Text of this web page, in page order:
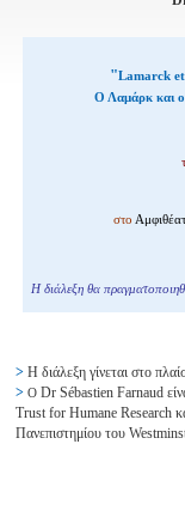
"Lamarck
Ο Λαμάρκ και ο
στο
Η διάλεξη θα
> Η διάλεξη γίνεται στο
> Ο Dr Sébastien Farnaud
Trust for Humane Research
Πανεπιστημίου του